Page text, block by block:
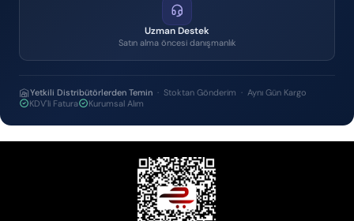
Uzman Destek
Satın alma öncesi danışmanlık
Yetkili Distribütörlerden Temin · Stoktan Gönderim · Aynı Gün Kargo
KDV'li Fatura
Kurumsal Alım